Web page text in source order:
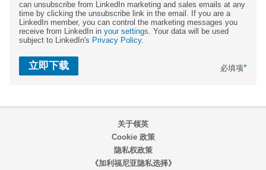
can unsubscribe from LinkedIn marketing and sales emails at any
time by clicking the unsubscribe link in the email. If you are a
LinkedIn member, you can control the marketing messages you
receive from LinkedIn in your settings. Your data will be used
subject to LinkedIn's Privacy Policy.
必填项*
立即下载
关于领英
Cookie 政策
隐私权政策
《加利福尼亚隐私选择》